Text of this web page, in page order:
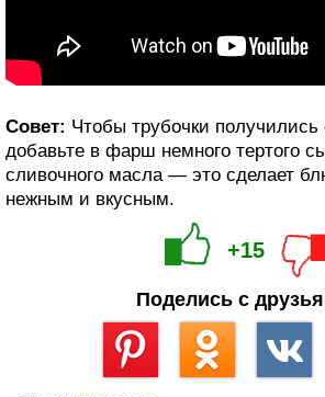
Совет: Чтобы трубочки
добавьте в фарш немного тертого
сливочного масла — это сделает
нежным и вкусным.
+15
Поделись с